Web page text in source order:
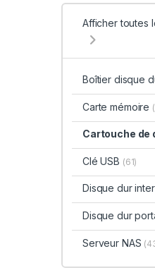
Afficher toutes
Boîtier disque
Carte mémoire
Cartouche de
Clé USB (61)
Disque dur
Disque dur
Serveur NAS